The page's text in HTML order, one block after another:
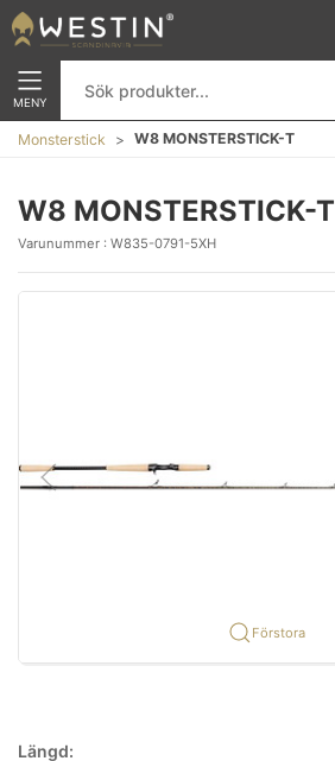
MENY
Monsterstick W8 MONSTERSTICK-T
W8 MONSTERSTICK-T
Varunummer : W835-0791-5XH
Förstora
Längd: